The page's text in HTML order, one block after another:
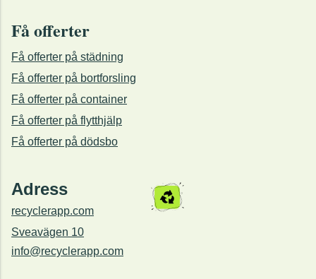
Få offerter
Få offerter på städning
Få offerter på bortforsling
Få offerter på container
Få offerter på flytthjälp
Få offerter på dödsbo
Adress
recyclerapp.com
Sveavägen 10
info@recyclerapp.com